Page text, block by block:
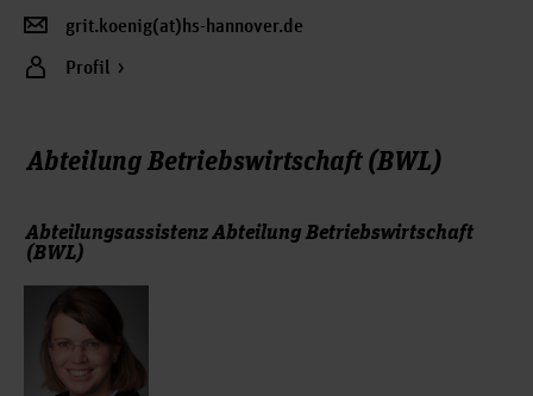
grit.koenig(at)hs-hannover.de
Profil
Abteilung Betriebswirtschaft (BWL)
Abteilungsassistenz Abteilung Betriebswirtschaft
(BWL)